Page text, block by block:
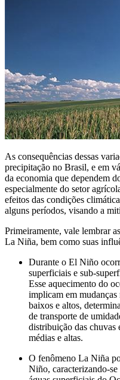
As consequências dessas
precipitação no Brasil, e em
da economia que dependem
especialmente do setor
efeitos das condições
alguns períodos, visando a
Primeiramente, vale lembrar
La Niña, bem como suas
Durante o El Niño
superficiais e sub-
Esse aquecimento do
implicam em
baixos e altos,
de transporte de
distribuição das chuvas
médias e altas.
O fenômeno La Niña
Niño, caracterizando-